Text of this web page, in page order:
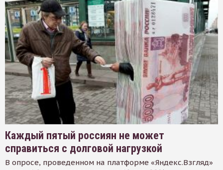
Каждый пятый россиян не может
справиться с долговой нагрузкой
В опросе, проведенном на платформе «Яндекс.Взгляд»